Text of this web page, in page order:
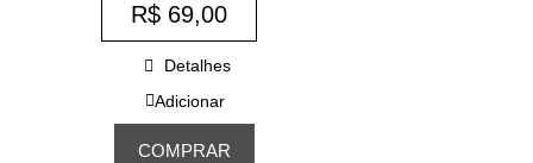
R$69,00
Detalhes
Adicionar
COMPRAR